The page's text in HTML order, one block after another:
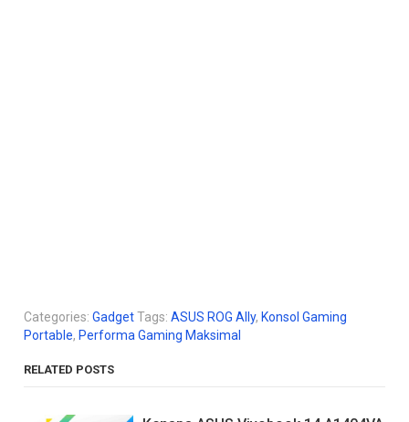
Categories:GadgetTags:ASUS ROG Ally,Konsol Gaming
Portable,Performa Gaming Maksimal
RELATED POSTS